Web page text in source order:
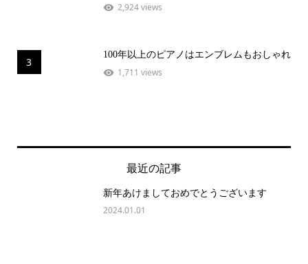
2,924 views
3
100年以上のピアノはエンブレムもおしゃれ
1,711 views
最近の記事
新年あけましておめでとうございます
2024.01.01